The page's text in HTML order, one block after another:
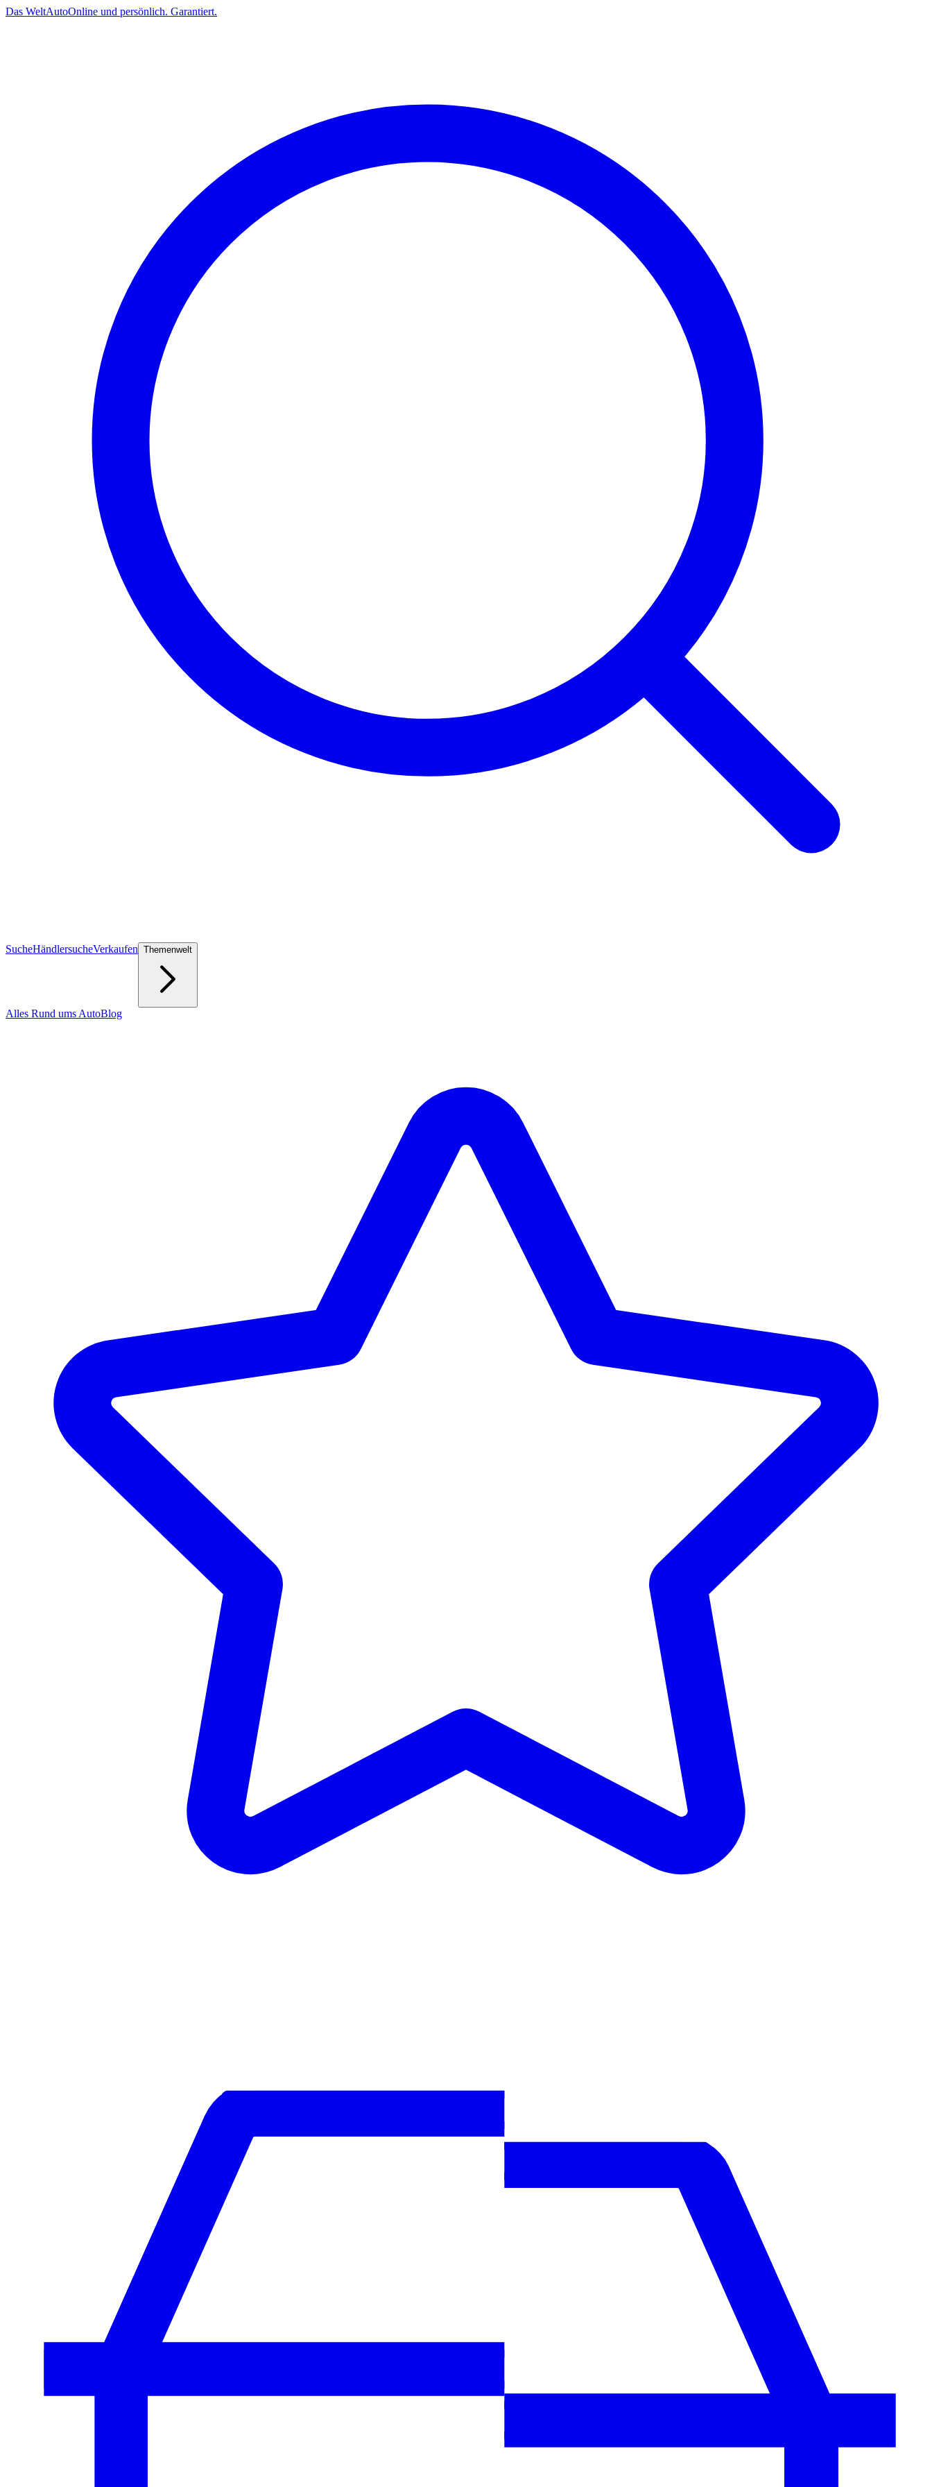
Das WeltAutoOnline und persönlich. Garantiert.
SucheHändlersucheVerkaufen Themenwelt
Alles Rund ums AutoBlog